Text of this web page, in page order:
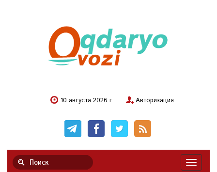
10 августа 2026 г Авторизация